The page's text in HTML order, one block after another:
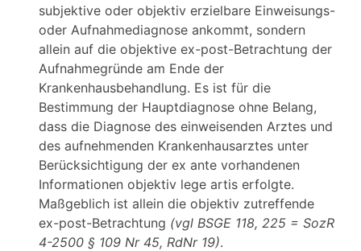
subjektive oder objektiv erzielbare Einweisungs-
oder Aufnahmediagnose ankommt, sondern
allein auf die objektive ex-post-Betrachtung der
Aufnahmegründe am Ende der
Krankenhausbehandlung. Es ist für die
Bestimmung der Hauptdiagnose ohne Belang,
dass die Diagnose des einweisenden Arztes und
des aufnehmenden Krankenhausarztes unter
Berücksichtigung der ex ante vorhandenen
Informationen objektiv lege artis erfolgte.
Maßgeblich ist allein die objektiv zutreffende
ex-post-Betrachtung (vgl BSGE 118, 225 = SozR
4-2500 § 109 Nr 45, RdNr 19).